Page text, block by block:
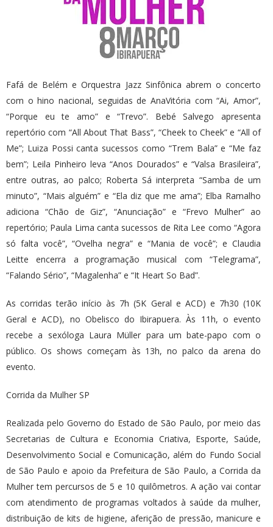
Fafá de Belém e Orquestra Jazz Sinfônica abrem o concerto
com o hino nacional, seguidas de AnaVitória com “Ai, Amor”,
“Porque eu te amo” e “Trevo”. Bebé Salvego apresenta
repertório com “All About That Bass”, “Cheek to Cheek” e “All of
Me”; Luiza Possi canta sucessos como “Trem Bala” e “Me faz
bem”; Leila Pinheiro leva “Anos Dourados” e “Valsa Brasileira”,
entre outras, ao palco; Roberta Sá interpreta “Samba de um
minuto”, “Mais alguém” e “Ela diz que me ama”; Elba Ramalho
adiciona “Chão de Giz”, “Anunciação” e “Frevo Mulher” ao
repertório; Paula Lima canta sucessos de Rita Lee como “Agora
só falta você”, “Ovelha negra” e “Mania de você”; e Claudia
Leitte encerra a programação musical com “Telegrama”,
“Falando Sério”, “Magalenha” e “It Heart So Bad”.
As corridas terão início às 7h (5K Geral e ACD) e 7h30 (10K
Geral e ACD), no Obelisco do Ibirapuera. Às 11h, o evento
recebe a sexóloga Laura Müller para um bate-papo com o
público. Os shows começam às 13h, no palco da arena do
evento.
Corrida da Mulher SP
Realizada pelo Governo do Estado de São Paulo, por meio das
Secretarias de Cultura e Economia Criativa, Esporte, Saúde,
Desenvolvimento Social e Comunicação, além do Fundo Social
de São Paulo e apoio da Prefeitura de São Paulo, a Corrida da
Mulher tem percursos de 5 e 10 quilômetros. A ação vai contar
com atendimento de programas voltados à saúde da mulher,
distribuição de kits de higiene, aferição de pressão, manicure e